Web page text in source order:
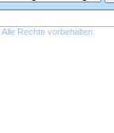
. Alle Rechte vorbehalten.